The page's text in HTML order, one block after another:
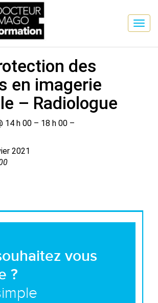
FORMATION
des
en imagerie
– Radiologue
14 h 00 – 18 h 00 –
2021
vous
?